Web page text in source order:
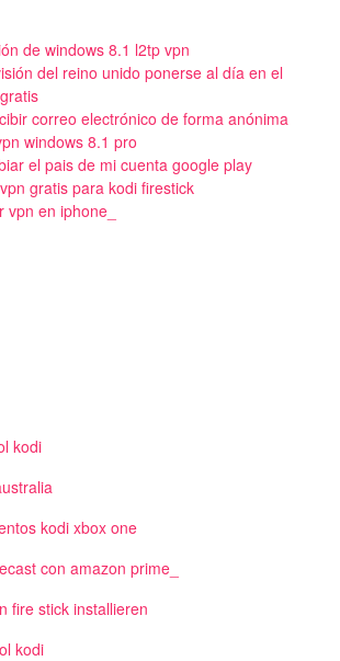
de windows 8.1 l2tp vpn
del reino unido ponerse al día en el
correo electrónico de forma anónima
windows 8.1 pro
el pais de mi cuenta google play
gratis para kodi firestick
vpn en iphone_
kodi
kodi xbox one
con amazon prime_
fire stick installieren
kodi